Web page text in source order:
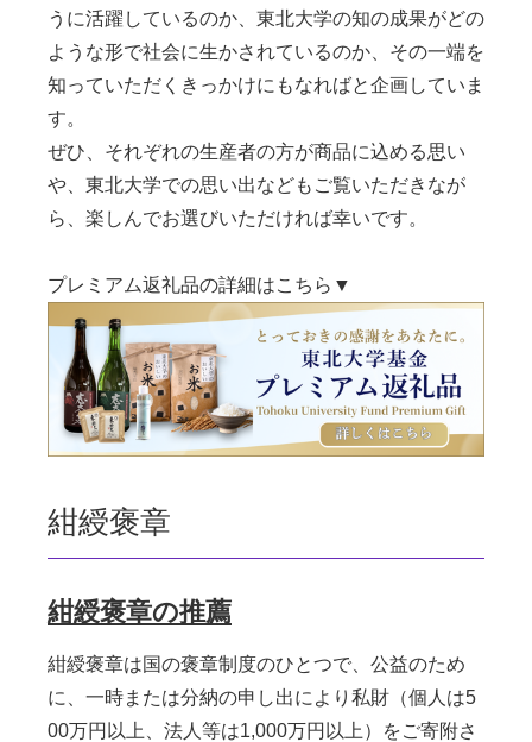
うに活躍しているのか、東北大学の知の成果がどの
ような形で社会に生かされているのか、その一端を
知っていただくきっかけにもなればと企画していま
す。
ぜひ、それぞれの生産者の方が商品に込める思い
や、東北大学での思い出などもご覧いただきなが
ら、楽しんでお選びいただければ幸いです。
プレミアム返礼品の詳細はこちら▼
紺綬褒章
紺綬褒章の推薦
紺綬褒章は国の褒章制度のひとつで、公益のため
に、一時または分納の申し出により私財（個人は5
00万円以上、法人等は1,000万円以上）をご寄附さ